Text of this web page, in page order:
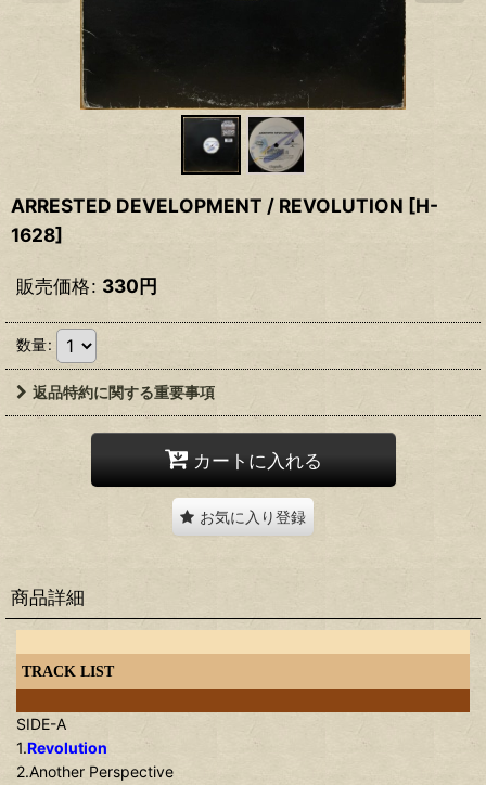
ARRESTED DEVELOPMENT / REVOLUTION [H-
1628]
販売価格: 330円
数量:
返品特約に関する重要事項
カートに入れる
お気に入り登録
商品詳細
TRACK LIST
SIDE-A
1.Revolution
2.Another Perspective